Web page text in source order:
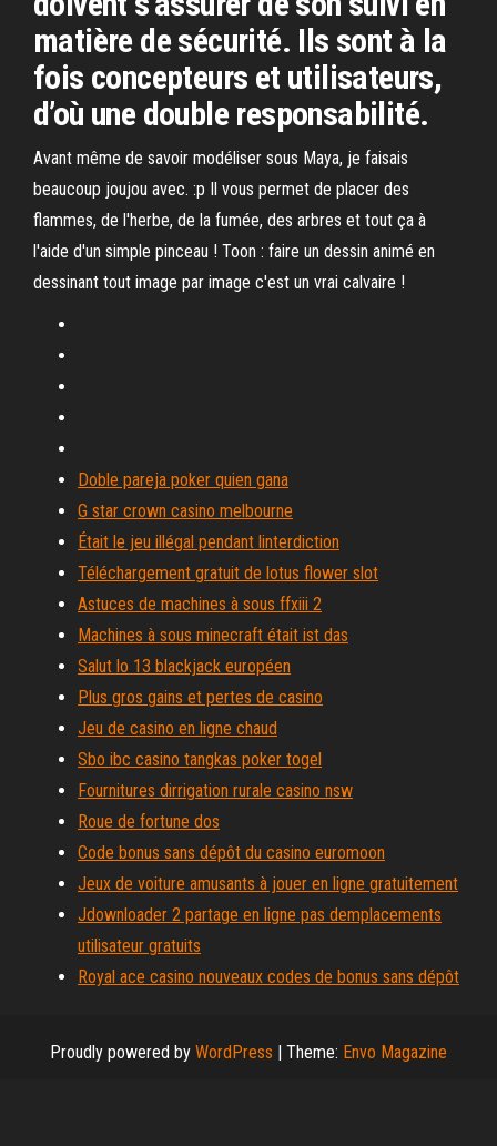
matière de sécurité. Ils sont à la
fois concepteurs et utilisateurs,
d’où une double responsabilité.
Avant même de savoir modéliser sous Maya, je faisais
beaucoup joujou avec. :p Il vous permet de placer des
flammes, de l'herbe, de la fumée, des arbres et tout ça à
l'aide d'un simple pinceau ! Toon : faire un dessin animé en
dessinant tout image par image c'est un vrai calvaire !
Doble pareja poker quien gana
G star crown casino melbourne
Était le jeu illégal pendant linterdiction
Téléchargement gratuit de lotus flower slot
Astuces de machines à sous ffxiii 2
Machines à sous minecraft était ist das
Salut lo 13 blackjack européen
Plus gros gains et pertes de casino
Jeu de casino en ligne chaud
Sbo ibc casino tangkas poker togel
Fournitures dirrigation rurale casino nsw
Roue de fortune dos
Code bonus sans dépôt du casino euromoon
Jeux de voiture amusants à jouer en ligne gratuitement
Jdownloader 2 partage en ligne pas demplacements
utilisateur gratuits
Royal ace casino nouveaux codes de bonus sans dépôt
Proudly powered by WordPress | Theme: Envo Magazine